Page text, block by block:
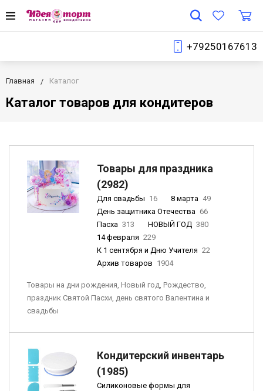
+79250167613
Главная Каталог
Каталог товаров для кондитеров
Товары для праздника
(2982)
Для свадьбы 16 8 марта 49
День защитника Отечества 66
Пасха 313 НОВЫЙ ГОД 380
14 февраля 229
К 1 сентября и Дню Учителя 22
Архив товаров 1904
Товары на дни рождения, Новый год, Рождество,
праздник Святой Пасхи, день святого Валентина и
свадьбы
Кондитерский инвентарь
(1985)
Силиконовые формы для